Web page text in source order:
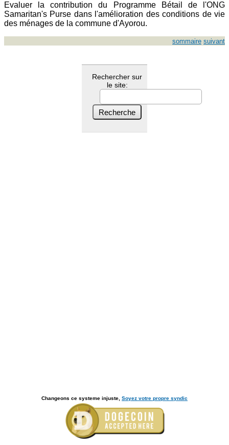
Evaluer la contribution du Programme Bétail de l'ONG
Samaritan's Purse dans l'amélioration des conditions de vie
des ménages de la commune d'Ayorou.
sommaire suivant
Rechercher sur
le site:
Changeons ce systeme injuste, Soyez votre propre syndic